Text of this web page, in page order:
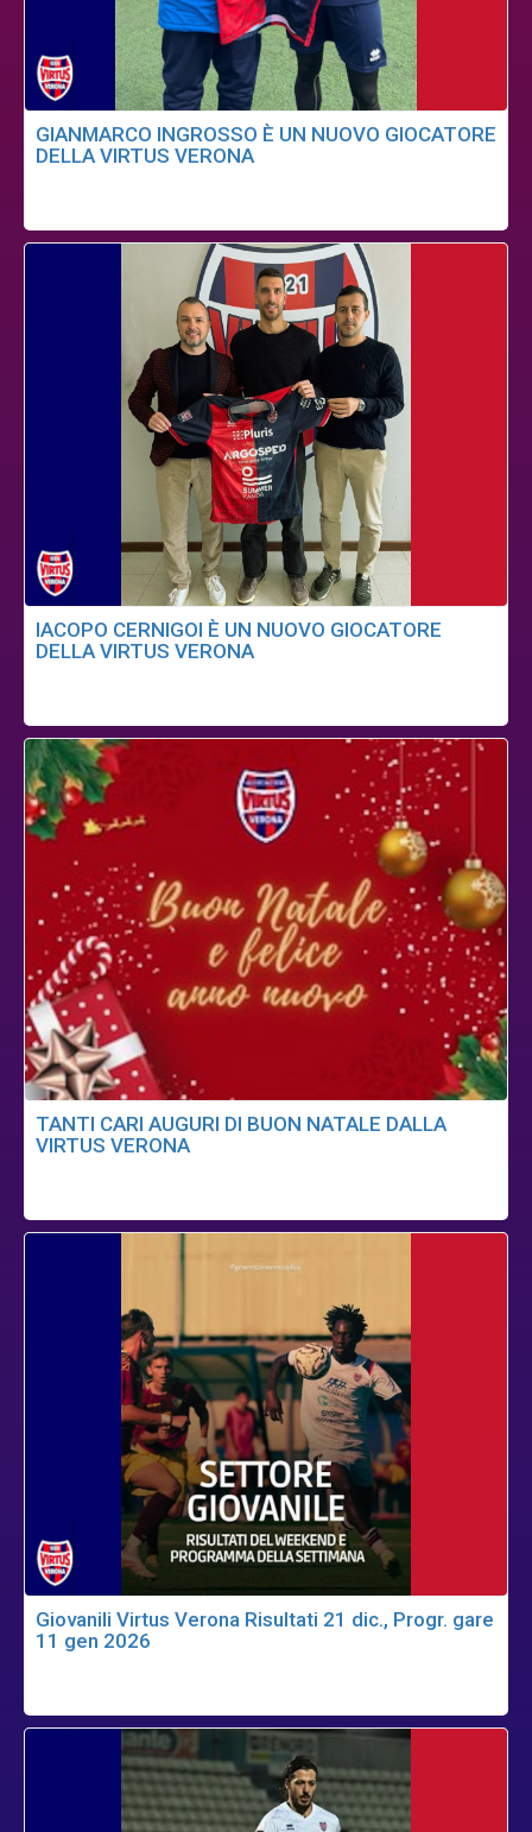
GIANMARCO INGROSSO È UN NUOVO GIOCATORE
DELLA VIRTUS VERONA
IACOPO CERNIGOI È UN NUOVO GIOCATORE
DELLA VIRTUS VERONA
TANTI CARI AUGURI DI BUON NATALE DALLA
VIRTUS VERONA
Giovanili Virtus Verona Risultati 21 dic., Progr. gare
11 gen 2026